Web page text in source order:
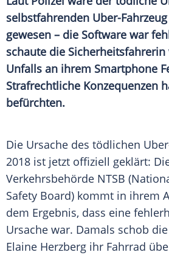
selbstfahrenden Uber-
gewesen – die Software war
schaute die
Unfalls an ihrem Smartphone
Strafrechtliche Konzequenzen
befürchten.
Die Ursache des tödlichen
2018 ist jetzt offiziell geklärt:
Verkehrsbehörde NTSB
Safety Board) kommt in ihrem
dem Ergebnis, dass eine
Ursache war. Damals schob
Elaine Herzberg ihr Fahrrad